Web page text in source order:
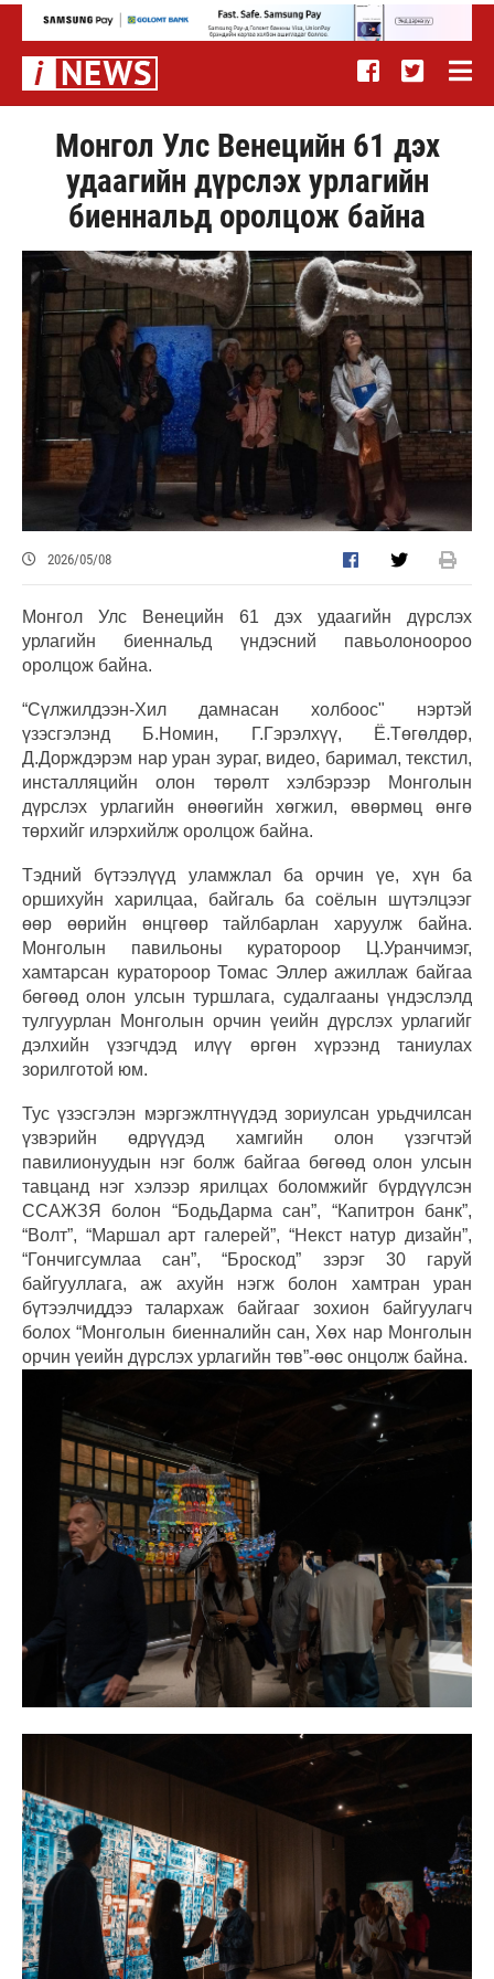
Монгол Улс Венецийн 61 дэх
удаагийн дүрслэх урлагийн
биеннальд оролцож байна
2026/05/08
Монгол Улс Венецийн 61 дэх удаагийн дүрслэх
урлагийн биеннальд үндэсний павьолоноороо
оролцож байна.
“Сүлжилдээн-Хил дамнасан холбоос" нэртэй
үзэсгэлэнд Б.Номин, Г.Гэрэлхүү, Ё.Төгөлдөр,
Д.Дорждэрэм нар уран зураг, видео, баримал, текстил,
инсталляцийн олон төрөлт хэлбэрээр Монголын
дүрслэх урлагийн өнөөгийн хөгжил, өвөрмөц өнгө
төрхийг илэрхийлж оролцож байна.
Тэдний бүтээлүүд уламжлал ба орчин үе, хүн ба
оршихуйн харилцаа, байгаль ба соёлын шүтэлцээг
өөр өөрийн өнцгөөр тайлбарлан харуулж байна.
Монголын павильоны куратороор Ц.Уранчимэг,
хамтарсан куратороор Томас Эллер ажиллаж байгаа
бөгөөд олон улсын туршлага, судалгааны үндэслэлд
тулгуурлан Монголын орчин үеийн дүрслэх урлагийг
дэлхийн үзэгчдэд илүү өргөн хүрээнд таниулах
зорилготой юм.
Тус үзэсгэлэн мэргэжлтнүүдэд зориулсан урьдчилсан
үзвэрийн өдрүүдэд хамгийн олон үзэгчтэй
павилионуудын нэг болж байгаа бөгөөд олон улсын
тавцанд нэг хэлээр ярилцах боломжийг бүрдүүлсэн
ССАЖЗЯ болон “БодьДарма сан”, “Капитрон банк”,
“Волт”, “Маршал арт галерей”, “Некст натур дизайн”,
“Гончигсумлаа сан”, “Броскод” зэрэг 30 гаруй
байгууллага, аж ахуйн нэгж болон хамтран уран
бүтээлчиддээ талархаж байгааг зохион байгуулагч
болох “Монголын биенналийн сан, Хөх нар Монголын
орчин үеийн дүрслэх урлагийн төв”-өөс онцолж байна.